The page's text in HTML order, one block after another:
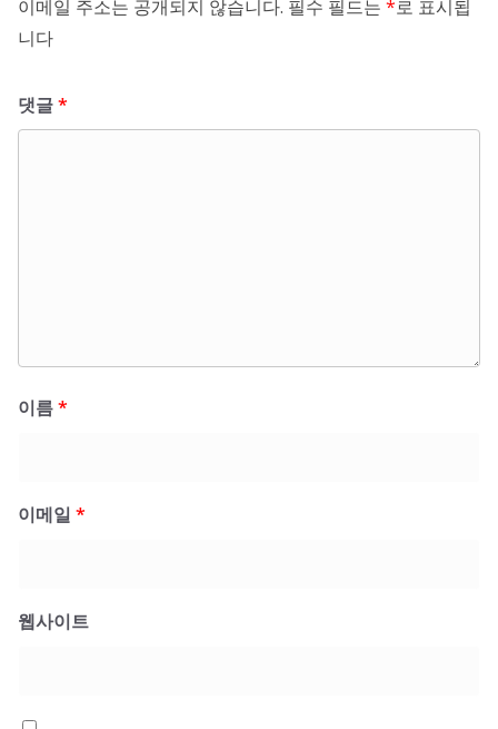
이메일 주소는 공개되지 않습니다. 필수 필드는 *로 표시됩
니다
댓글*
이름*
이메일 *
웹사이트